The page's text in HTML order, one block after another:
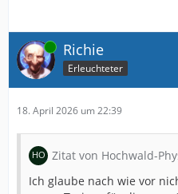
Online Richie
Erleuchteter
18. April 2026 um 22:39
Zitat von Hochwald-
Ich glaube nach wie vor